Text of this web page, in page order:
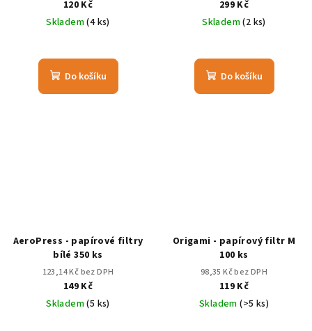
120 Kč
Skladem(4 ks)
Do košíku
299 Kč
Skladem(2 ks)
Do košíku
AeroPress - papírové filtry
bílé 350 ks
123,14 Kč bez DPH
149 Kč
Skladem(5 ks)
Origami - papírový filtr M
100 ks
98,35 Kč bez DPH
119 Kč
Skladem(>5 ks)